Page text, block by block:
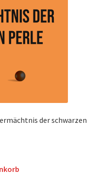
der schwarzen